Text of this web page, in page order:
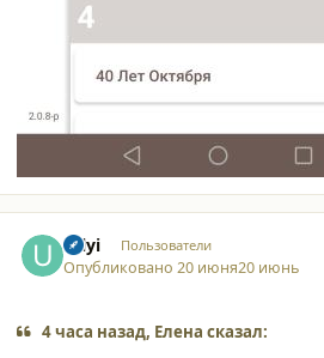
Uilyi Пользователи
Опубликовано20 июня20 июнь
4 часа назад, Елена сказал: